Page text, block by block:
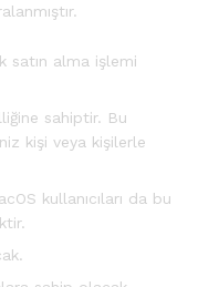
satın alma işlemi
sahiptir. Bu
kişi veya kişilerle
kullanıcıları da bu